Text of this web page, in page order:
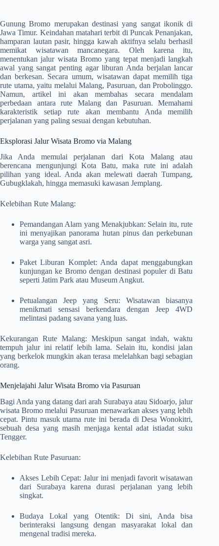
Gunung Bromo merupakan destinasi yang sangat ikonik di
Jawa Timur. Keindahan matahari terbit di Puncak Penanjakan,
hamparan lautan pasir, hingga kawah aktifnya selalu berhasil
memikat wisatawan mancanegara. Oleh karena itu,
menentukan jalur wisata Bromo yang tepat menjadi langkah
awal yang sangat penting agar liburan Anda berjalan lancar
dan berkesan. Secara umum, wisatawan dapat memilih tiga
rute utama, yaitu melalui Malang, Pasuruan, dan Probolinggo.
Namun, artikel ini akan membahas secara mendalam
perbedaan antara rute Malang dan Pasuruan. Memahami
karakteristik setiap rute akan membantu Anda memilih
perjalanan yang paling sesuai dengan kebutuhan.
Eksplorasi Jalur Wisata Bromo via Malang
Jika Anda memulai perjalanan dari Kota Malang atau
berencana mengunjungi Kota Batu, maka rute ini adalah
pilihan yang ideal. Anda akan melewati daerah Tumpang,
Gubugklakah, hingga memasuki kawasan Jemplang.
Kelebihan Rute Malang:
Pemandangan Alam yang Menakjubkan: Selain itu, rute
ini menyajikan panorama hutan pinus dan perkebunan
warga yang sangat asri.
Paket Liburan Komplet: Anda dapat menggabungkan
kunjungan ke Bromo dengan destinasi populer di Batu
seperti Jatim Park atau Museum Angkut.
Petualangan Jeep yang Seru: Wisatawan biasanya
menikmati sensasi berkendara dengan Jeep 4WD
melintasi padang savana yang luas.
Kekurangan Rute Malang: Meskipun sangat indah, waktu
tempuh jalur ini relatif lebih lama. Selain itu, kondisi jalan
yang berkelok mungkin akan terasa melelahkan bagi sebagian
orang.
Menjelajahi Jalur Wisata Bromo via Pasuruan
Bagi Anda yang datang dari arah Surabaya atau Sidoarjo, jalur
wisata Bromo melalui Pasuruan menawarkan akses yang lebih
cepat. Pintu masuk utama rute ini berada di Desa Wonokitri,
sebuah desa yang masih menjaga kental adat istiadat suku
Tengger.
Kelebihan Rute Pasuruan:
Akses Lebih Cepat: Jalur ini menjadi favorit wisatawan
dari Surabaya karena durasi perjalanan yang lebih
singkat.
Budaya Lokal yang Otentik: Di sini, Anda bisa
berinteraksi langsung dengan masyarakat lokal dan
mengenal tradisi mereka.